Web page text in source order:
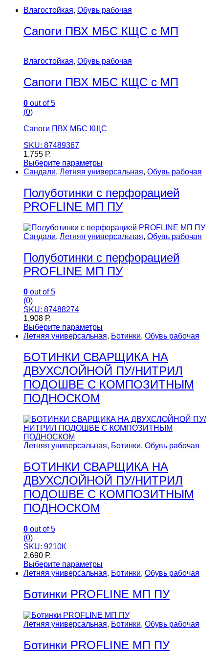
Влагостойкая, Обувь рабочая
Сапоги ПВХ МБС КЩС с МП
Влагостойкая, Обувь рабочая
Сапоги ПВХ МБС КЩС с МП
0 out of 5
(0)
Сапоги ПВХ МБС КЩС
SKU: 87489367
1,755 Р.
Выберите параметры
Сандали, Летняя универсальная, Обувь рабочая
Полуботинки с перфорацией
PROFLINE МП ПУ
Сандали, Летняя универсальная, Обувь рабочая
Полуботинки с перфорацией
PROFLINE МП ПУ
0 out of 5
(0)
SKU: 87488274
1,908 Р.
Выберите параметры
Летняя универсальная, Ботинки, Обувь рабочая
БОТИНКИ СВАРЩИКА НА
ДВУХСЛОЙНОЙ ПУ/НИТРИЛ
ПОДОШВЕ С КОМПОЗИТНЫМ
ПОДНОСКОМ
Летняя универсальная, Ботинки, Обувь рабочая
БОТИНКИ СВАРЩИКА НА
ДВУХСЛОЙНОЙ ПУ/НИТРИЛ
ПОДОШВЕ С КОМПОЗИТНЫМ
ПОДНОСКОМ
0 out of 5
(0)
SKU: 9210К
2,690 Р.
Выберите параметры
Летняя универсальная, Ботинки, Обувь рабочая
Ботинки PROFLINE МП ПУ
Летняя универсальная, Ботинки, Обувь рабочая
Ботинки PROFLINE МП ПУ